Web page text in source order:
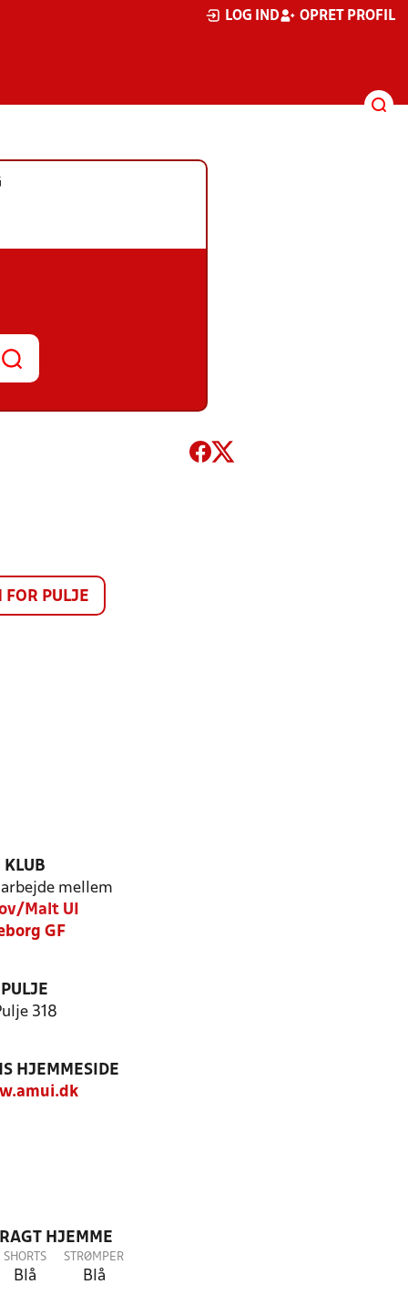
LOG IND OPRET PROFIL
PULJE
KLUB
mellem
Malt UI
GF
PULJE
318
HJEMMESIDE
HJEMME
SHORTS
Blå
STRØMPER
Blå